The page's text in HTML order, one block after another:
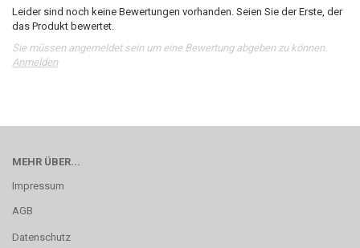
Leider sind noch keine Bewertungen vorhanden. Seien Sie der Erste, der
das Produkt bewertet.
Sie müssen angemeldet sein um eine Bewertung abgeben zu können.
Anmelden
MEHR ÜBER...
Impressum
AGB
Datenschutz